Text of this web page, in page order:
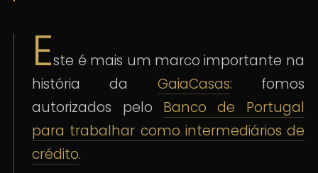
Este é mais um marco importante na
história da GaiaCasas: fomos
autorizados pelo Banco de Portugal
para trabalhar como intermediários de
crédito.